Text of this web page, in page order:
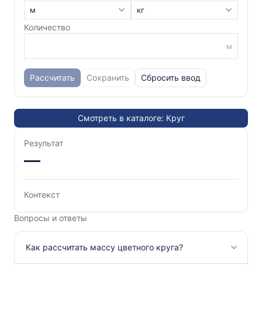
Количество
м
Рассчитать Сохранить Сбросить ввод
Смотреть в каталоге: Круг
Результат
—
Контекст
Вопросы и ответы
Как рассчитать массу цветного круга?